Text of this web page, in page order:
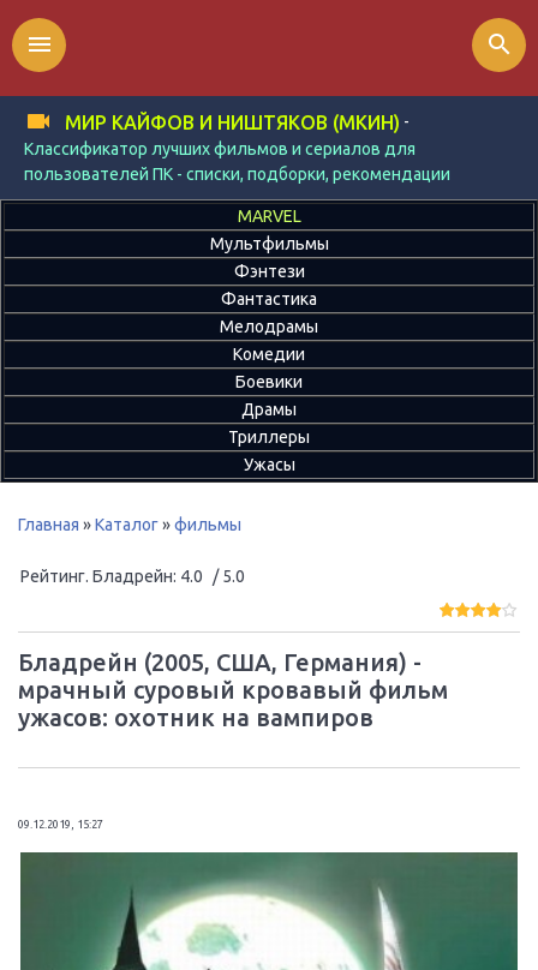
МИР КАЙФОВ И НИШТЯКОВ (МКИН) -
Классификатор лучших фильмов и сериалов для
пользователей ПК - списки, подборки, рекомендации
menu search
MARVEL
Мультфильмы
Фэнтези
Фантастика
Мелодрамы
Комедии
Боевики
Драмы
Триллеры
Ужасы
Главная »Каталог»фильмы
Рейтинг. Бладрейн: 4.0 / 5.0
Бладрейн (2005, США, Германия) -
мрачный суровый кровавый фильм
ужасов: охотник на вампиров
09.12.2019, 15:27